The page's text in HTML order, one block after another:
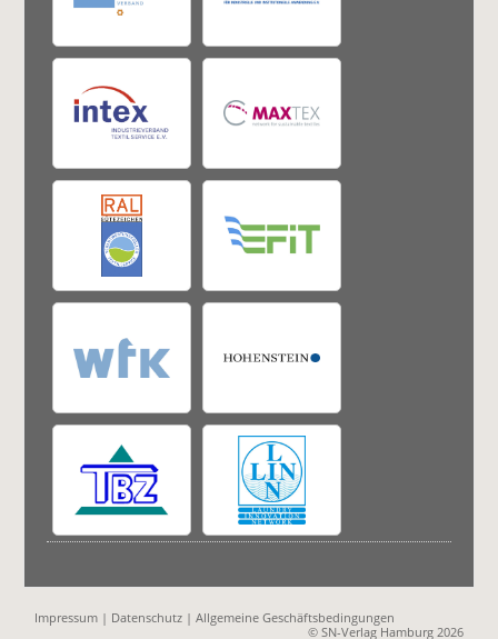
Impressum | Datenschutz |Allgemeine Geschäftsbedingungen
© SN-Verlag Hamburg 2026